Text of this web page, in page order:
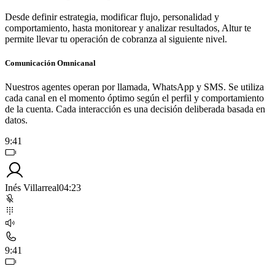
Desde definir estrategia, modificar flujo, personalidad y
comportamiento, hasta monitorear y analizar resultados, Altur te
permite llevar tu operación de cobranza al siguiente nivel.
Comunicación Omnicanal
Nuestros agentes operan por llamada, WhatsApp y SMS. Se utiliza
cada canal en el momento óptimo según el perfil y comportamiento
de la cuenta. Cada interacción es una decisión deliberada basada en
datos.
9:41
Inés Villarreal04:23
9:41